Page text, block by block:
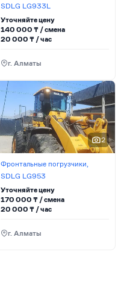
SDLG LG933L
Уточняйте цену
140 000₸ / сменa
20 000₸ / час
г. Алматы
2
Фронтальные погрузчики,
SDLG LG953
Уточняйте цену
170 000₸ / сменa
20 000₸ / час
г. Алматы